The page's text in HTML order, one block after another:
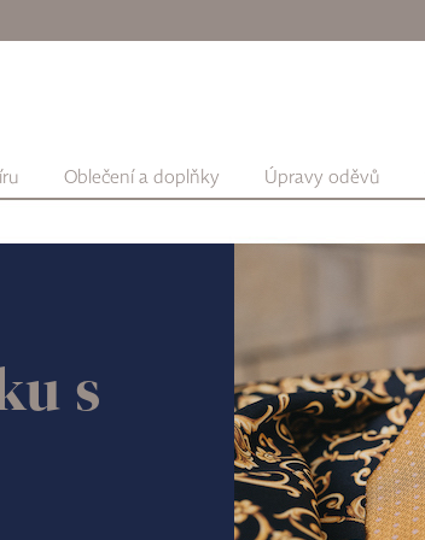
Oblečení a doplňky Úpravy oděvů
s